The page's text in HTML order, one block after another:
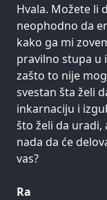
Hvala. Možete li
neophodno da
kako ga mi
pravilno stupa u
zašto to nije
svestan šta želi
inkarnaciju i
što želi da uradi,
nada da će
vas?
Ra